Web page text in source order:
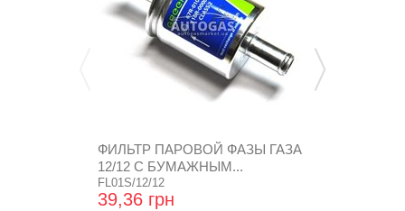
ФИЛЬТР ПАРОВОЙ ФАЗЫ ГАЗА
12/12 С БУМАЖНЫМ...
FL01S/12/12
39,36 грн